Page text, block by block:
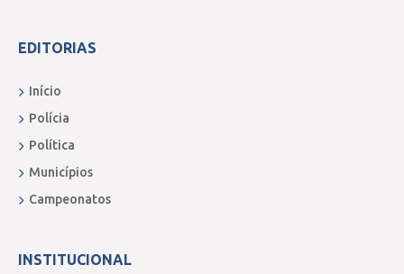
EDITORIAS
Início
Polícia
Política
Municípios
Campeonatos
INSTITUCIONAL